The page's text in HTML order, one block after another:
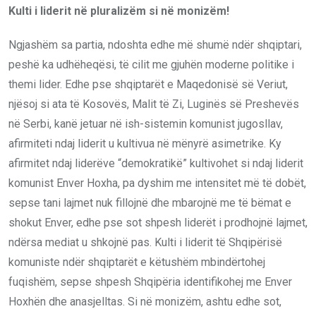
Kulti i liderit në pluralizëm si në monizëm!
Ngjashëm sa partia, ndoshta edhe më shumë ndër shqiptari,
peshë ka udhëheqësi, të cilit me gjuhën moderne politike i
themi lider. Edhe pse shqiptarët e Maqedonisë së Veriut,
njësoj si ata të Kosovës, Malit të Zi, Luginës së Preshevës
në Serbi, kanë jetuar në ish-sistemin komunist jugosllav,
afirmiteti ndaj liderit u kultivua në mënyrë asimetrike. Ky
afirmitet ndaj liderëve “demokratikë” kultivohet si ndaj liderit
komunist Enver Hoxha, pa dyshim me intensitet më të dobët,
sepse tani lajmet nuk fillojnë dhe mbarojnë me të bëmat e
shokut Enver, edhe pse sot shpesh liderët i prodhojnë lajmet,
ndërsa mediat u shkojnë pas. Kulti i liderit të Shqipërisë
komuniste ndër shqiptarët e këtushëm mbindërtohej
fuqishëm, sepse shpesh Shqipëria identifikohej me Enver
Hoxhën dhe anasjelltas. Si në monizëm, ashtu edhe sot,